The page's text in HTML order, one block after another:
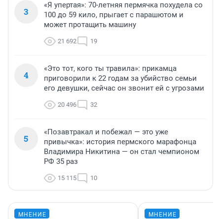
3
«Я упертая»: 70-летняя пермячка похудела со
100 до 59 кило, прыгает с парашютом и
может протащить машину
21 692 19
4
«Это тот, кого ты травила»: прикамца
приговорили к 22 годам за убийство семьи
его девушки, сейчас он звонит ей с угрозами
20 496 32
5
«Позавтракал и побежал — это уже
привычка»: история пермского марафонца
Владимира Никитина — он стал чемпионом
РФ 35 раз
15 115 10
МНЕНИЕ МНЕНИЕ